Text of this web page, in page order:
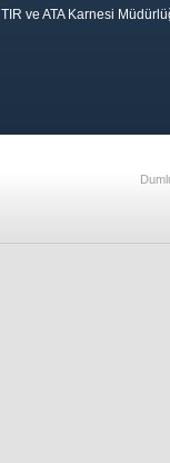
TIR ve ATA Karnesi